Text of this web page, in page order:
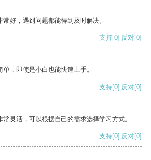
好，遇到问题都能得到及时解决。
支持[0] 反对[0]
，即使是小白也能快速上手。
支持[0] 反对[0]
灵活，可以根据自己的需求选择学习方式。
支持[0] 反对[0]